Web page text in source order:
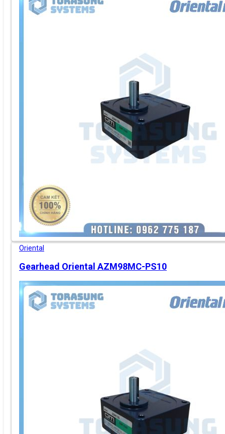
Oriental
Gearhead Oriental AZM98MC-PS10